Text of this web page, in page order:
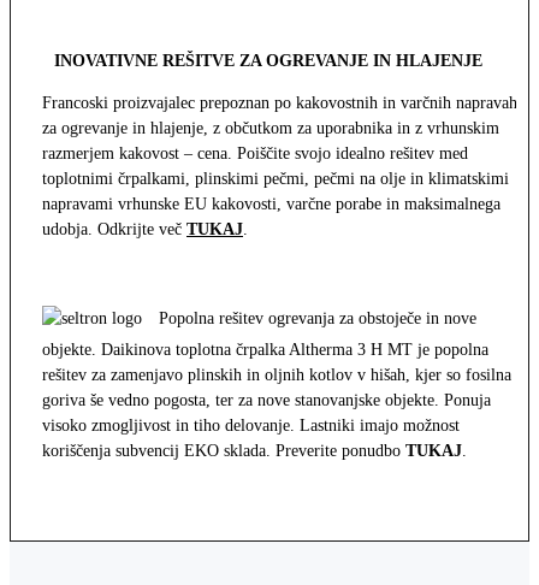
INOVATIVNE REŠITVE ZA OGREVANJE IN HLAJENJE
Francoski proizvajalec prepoznan po kakovostnih in varčnih napravah
za ogrevanje in hlajenje, z občutkom za uporabnika in z vrhunskim
razmerjem kakovost – cena. Poiščite svojo idealno rešitev med
toplotnimi črpalkami, plinskimi pečmi, pečmi na olje in klimatskimi
napravami vrhunske EU kakovosti, varčne porabe in maksimalnega
udobja. Odkrijte več TUKAJ
Popolna rešitev ogrevanja za obstoječe in nove
objekte. Daikinova toplotna črpalka Altherma 3 H MT je popolna
rešitev za zamenjavo plinskih in oljnih kotlov v hišah, kjer so fosilna
goriva še vedno pogosta, ter za nove stanovanjske objekte. Ponuja
visoko zmogljivost in tiho delovanje. Lastniki imajo možnost
koriščenja subvencij EKO sklada. Preverite ponudbo TUKAJ